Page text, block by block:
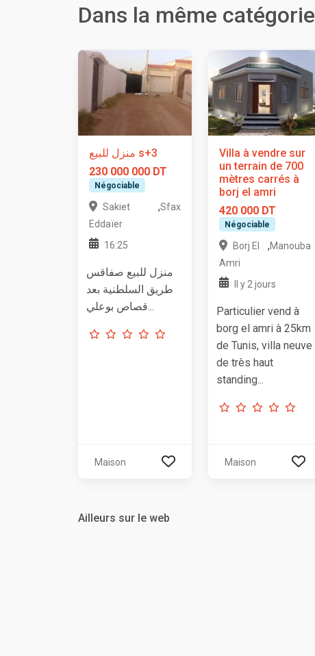
Dans la même catégorie
منزل للبيع s+3
230 000 000 DT
Négociable
Sakiet
Eddaïer
,Sfax
16:25
منزل للبيع صفاقس
طريق السلطنية بعد
قصاص بوعلي...
Maison
Villa à vendre sur
un terrain de 700
mètres carrés à
borj el amri
420 000 DT
Négociable
Borj El
Amri
,Manouba
Il y 2 jours
Particulier vend à
borg el amri à 25km
de Tunis, villa neuve
de très haut
standing...
Maison
Ailleurs sur le web